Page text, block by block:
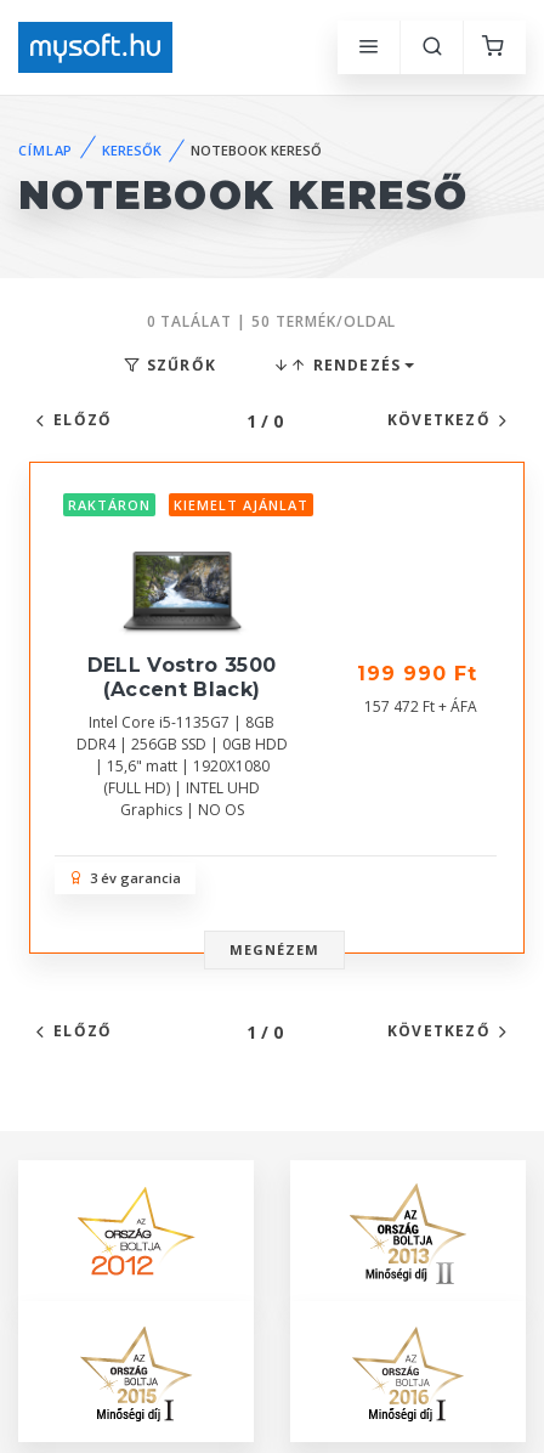
CÍMLAP KERESŐK NOTEBOOK KERESŐ
NOTEBOOK KERESŐ
0 TALÁLAT | 50 TERMÉK/OLDAL
SZŰRŐK RENDEZÉS
ELŐZŐ 1 / 0 KÖVETKEZŐ
RAKTÁRON KIEMELT AJÁNLAT
DELL Vostro 3500
(Accent Black)
Intel Core i5-1135G7 | 8GB
DDR4 | 256GB SSD | 0GB HDD
| 15,6" matt | 1920X1080
(FULL HD) | INTEL UHD
Graphics | NO OS
199 990 Ft
157 472 Ft + ÁFA
3 év garancia
MEGNÉZEM
ELŐZŐ 1 / 0 KÖVETKEZŐ